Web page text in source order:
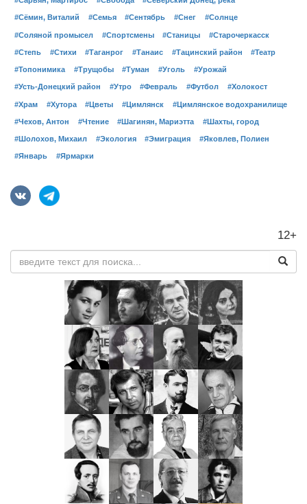
#Сёмин, Виталий #Семья #Сентябрь #Снег #Солнце
#Соляной промысел #Спортсмены #Станицы #Старочеркасск
#Степь #Стихи #Таганрог #Танаис #Тацинский район #Театр
#Топонимика #Трущобы #Туман #Уголь #Урожай
#Усть-Донецкий район #Утро #Февраль #Футбол #Холокост
#Храм #Хутора #Цветы #Цимлянск #Цимлянское водохранилище
#Чехов, Антон #Чтение #Шагинян, Мариэтта #Шахты, город
#Шолохов, Михаил #Экология #Эмиграция #Яковлев, Полиен
#Январь #Ярмарки
12+